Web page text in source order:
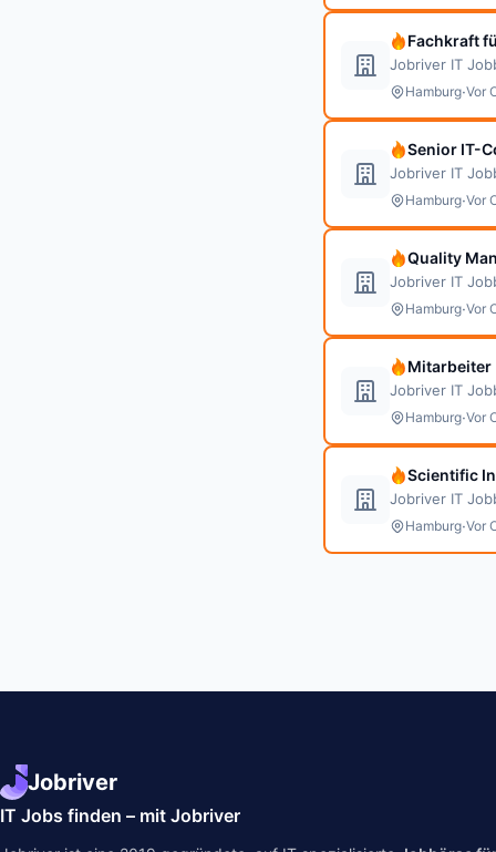
Fachkraft
Jobriver IT
Hamburg·Vor
Senior IT-
Jobriver IT
Hamburg·Vor
Quality
Jobriver IT
Hamburg·Vor
Mitarbeiter
Jobriver IT
Hamburg·Vor
Scientific
Jobriver IT
Hamburg·Vor
Jobriver
IT Jobs finden – mit Jobriver